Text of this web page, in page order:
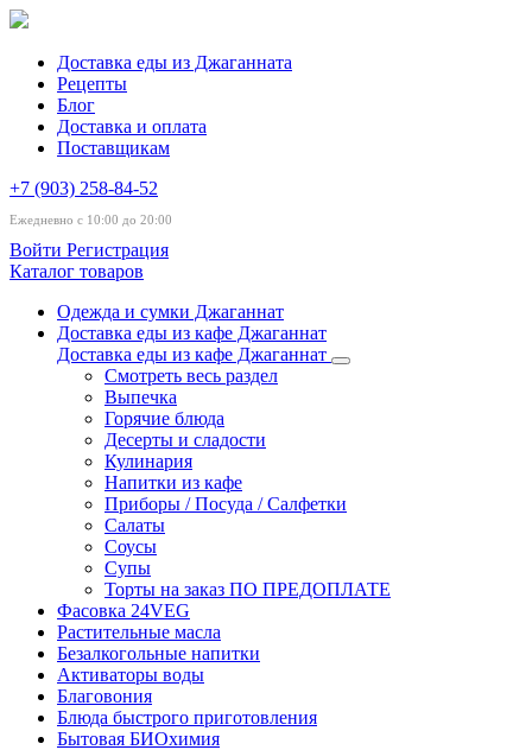
Доставка еды из Джаганната
Рецепты
Блог
Доставка и оплата
Поставщикам
+7 (903) 258-84-52
Ежедневно с 10:00 до 20:00
Войти Регистрация
Каталог товаров
Одежда и сумки Джаганнат
Доставка еды из кафе Джаганнат
Доставка еды из кафе Джаганнат
Смотреть весь раздел
Выпечка
Горячие блюда
Десерты и сладости
Кулинария
Напитки из кафе
Приборы / Посуда / Салфетки
Салаты
Соусы
Супы
Торты на заказ ПО ПРЕДОПЛАТЕ
Фасовка 24VEG
Растительные масла
Безалкогольные напитки
Активаторы воды
Благовония
Блюда быстрого приготовления
Бытовая БИОхимия